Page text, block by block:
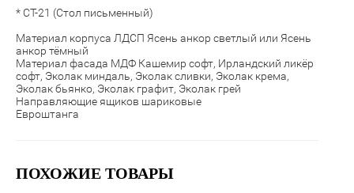
* СТ-21 (Стол письменный)
Материал корпуса ЛДСП Ясень анкор светлый или Ясень
анкор тёмный
Материал фасада МДФ Кашемир софт, Ирландский ликёр
софт, Эколак миндаль, Эколак сливки, Эколак крема,
Эколак бьянко, Эколак графит, Эколак грей
Направляющие ящиков шариковые
Евроштанга
ПОХОЖИЕ ТОВАРЫ